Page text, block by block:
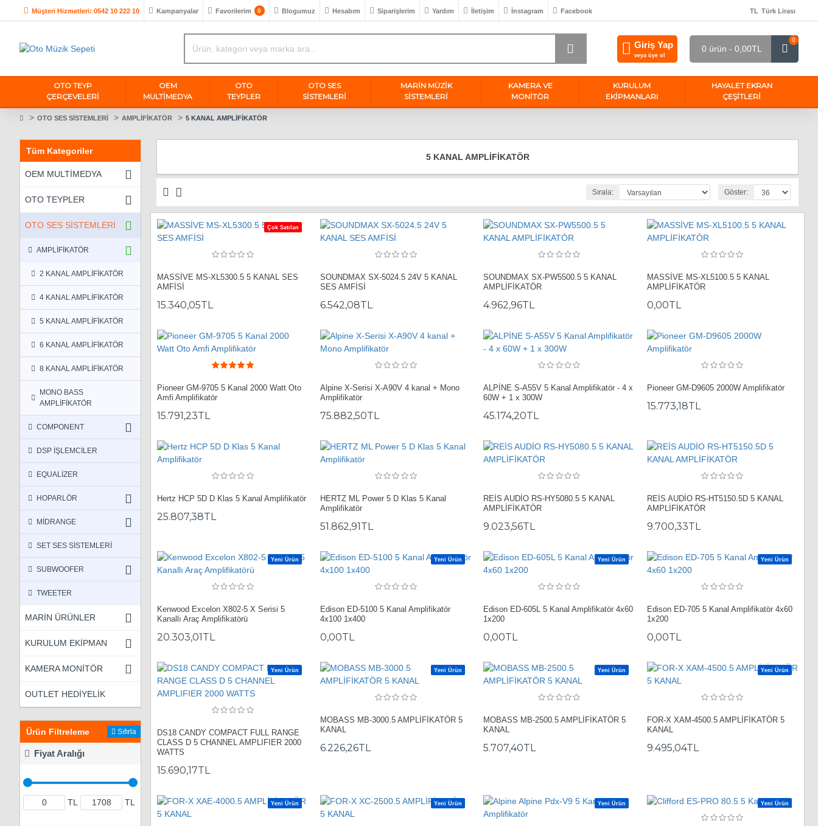
Müşteri Hizmetleri: 0542 10 222 10 Kampanyalar Favorilerim 0 Blogumuz Hesabım Siparişlerim Yardım İletişim İnstagram Facebook TL Türk Lirası
Giriş Yap
veya üye ol
0 ürün - 0,00TL
0
OTO TEYP
ÇERÇEVELERİ
OEM
MULTIMEDYA
OTO
TEYPLER
OTO SES
SISTEMLERI
MARİN MÜZİK
SİSTEMLERİ
KAMERA VE
MONİTÖR
KURULUM
EKİPMANLARI
HAYALET EKRAN
ÇEŞITLERI
OTO SES SİSTEMLERİ AMPLİFİKATÖR 5 KANAL AMPLİFİKATÖR
Tüm Kategoriler
OEM MULTİMEDYA
OTO TEYPLER
OTO SES SİSTEMLERİ
AMPLİFİKATÖR
2 KANAL AMPLİFİKATÖR
4 KANAL AMPLİFİKATÖR
5 KANAL AMPLİFİKATÖR
6 KANAL AMPLİFİKATÖR
8 KANAL AMPLİFİKATÖR
MONO BASS
AMPLİFİKATÖR
COMPONENT
DSP İŞLEMCİLER
EQUALİZER
HOPARLÖR
MİDRANGE
SET SES SİSTEMLERİ
SUBWOOFER
TWEETER
MARİN ÜRÜNLER
KURULUM EKİPMAN
KAMERA MONİTÖR
OUTLET HEDİYELİK
Ürün Filtreleme Sıfırla
Fiyat Aralığı
TL TL
5 KANAL AMPLİFİKATÖR
Sırala: Göster:
Çok Satılan
MASSİVE MS-XL5300.5 5 KANAL SES
AMFİSİ
15.340,05TL
SOUNDMAX SX-5024.5 24V 5 KANAL
SES AMFİSİ
6.542,08TL
SOUNDMAX SX-PW5500.5 5 KANAL
AMPLİFİKATÖR
4.962,96TL
MASSİVE MS-XL5100.5 5 KANAL
AMPLİFİKATÖR
0,00TL
Pioneer GM-9705 5 Kanal 2000 Watt Oto
Amfi Amplifikatör
15.791,23TL
Alpine X-Serisi X-A90V 4 kanal + Mono
Amplifikatör
75.882,50TL
ALPİNE S-A55V 5 Kanal Amplifikatör - 4 x
60W + 1 x 300W
45.174,20TL
Pioneer GM-D9605 2000W Amplifikatör
15.773,18TL
Hertz HCP 5D D Klas 5 Kanal Amplifikatör
25.807,38TL
HERTZ ML Power 5 D Klas 5 Kanal
Amplifikatör
51.862,91TL
REİS AUDİO RS-HY5080.5 5 KANAL
AMPLİFİKATÖR
9.023,56TL
REİS AUDİO RS-HT5150.5D 5 KANAL
AMPLİFİKATÖR
9.700,33TL
Yeni Ürün
Kenwood Excelon X802-5 X Serisi 5
Kanallı Araç Amplifikatörü
20.303,01TL
Yeni Ürün
Edison ED-5100 5 Kanal Amplifikatör
4x100 1x400
0,00TL
Yeni Ürün
Edison ED-605L 5 Kanal Amplifikatör 4x60
1x200
0,00TL
Yeni Ürün
Edison ED-705 5 Kanal Amplifikatör 4x60
1x200
0,00TL
Yeni Ürün
DS18 CANDY COMPACT FULL RANGE
CLASS D 5 CHANNEL AMPLIFIER 2000
WATTS
15.690,17TL
Yeni Ürün
MOBASS MB-3000.5 AMPLİFİKATÖR 5
KANAL
6.226,26TL
Yeni Ürün
MOBASS MB-2500.5 AMPLİFİKATÖR 5
KANAL
5.707,40TL
Yeni Ürün
FOR-X XAM-4500.5 AMPLİFİKATÖR 5
KANAL
9.495,04TL
Yeni Ürün Yeni Ürün Yeni Ürün Yeni Ürün